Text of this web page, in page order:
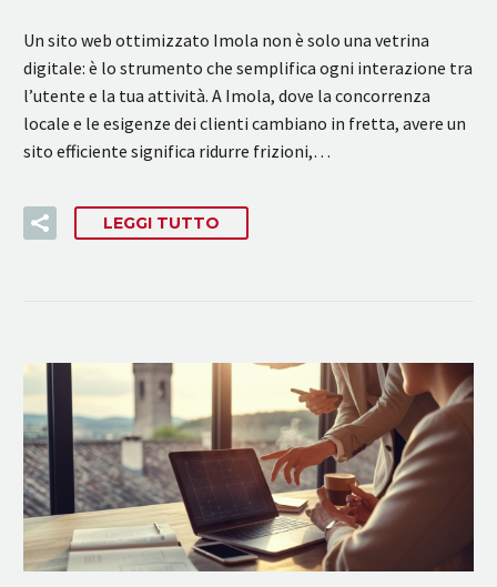
Un sito web ottimizzato Imola non è solo una vetrina
digitale: è lo strumento che semplifica ogni interazione tra
l’utente e la tua attività. A Imola, dove la concorrenza
locale e le esigenze dei clienti cambiano in fretta, avere un
sito efficiente significa ridurre frizioni,…
LEGGI TUTTO